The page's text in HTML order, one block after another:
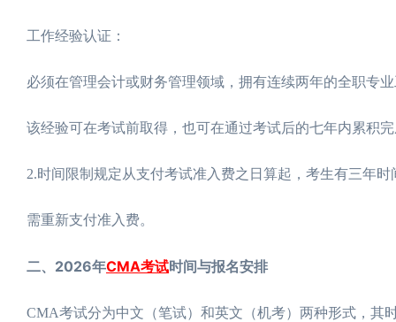
工作经验认证：
必须在管理会计或财务管理领域，拥有连续两年的全职专
该经验可在考试前取得，也可在通过考试后的七年内累积
2.时间限制规定从支付考试准入费之日算起，考生有三年
需重新支付准入费。
二、2026年CMA考试时间与报名安排
CMA考试分为中文（笔试）和英文（机考）两种形式，其